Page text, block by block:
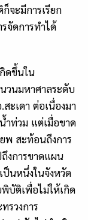
จะมีการเรียก
จัดการทำได้
ดขึ้นใน
วนมหาศาลระดับ
ะเดา ต่อเนื่องมา
ำท่วม แต่เมื่อขาด
พ สะท้อนถึงการ
งการขาดแผน
ป็นหนึ่งในจังหวัด
บัติเพื่อไม่ให้เกิด
รวงการ